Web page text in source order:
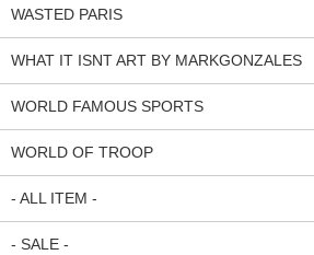
WASTED PARIS
WHAT IT ISNT ART BY MARKGONZALES
WORLD FAMOUS SPORTS
WORLD OF TROOP
- ALL ITEM -
- SALE -